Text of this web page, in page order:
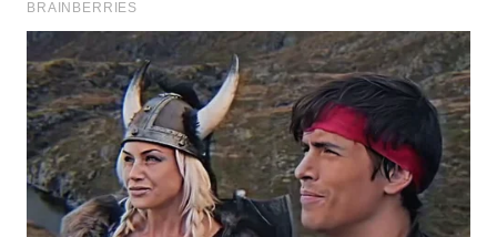
KONSUMEN
LISTRIK
MASYARAKAT
KELISTRIKAN
WALINKI
ID